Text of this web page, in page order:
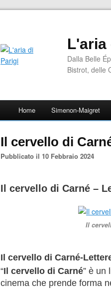
L'aria
Dalla Belle
Bistrot, delle
Home Simenon-Maigret
Il cervello di
Pubblicato il 10 Febbraio 2024
Il cervello di Carné –
Il
Il cervello di Carné-
“Il cervello di Carné” è un
cinema che prende forma